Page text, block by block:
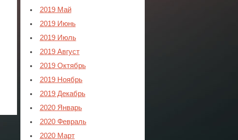
2019 Май
2019 Июнь
2019 Июль
2019 Август
2019 Октябрь
2019 Ноябрь
2019 Декабрь
2020 Январь
2020 Февраль
2020 Март